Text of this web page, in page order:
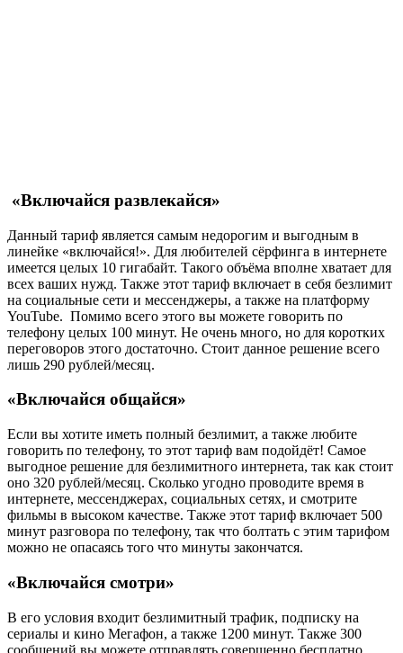
«Включайся развлекайся»
Данный тариф является самым недорогим и выгодным в
линейке «включайся!». Для любителей сёрфинга в интернете
имеется целых 10 гигабайт. Такого объёма вполне хватает для
всех ваших нужд. Также этот тариф включает в себя безлимит
на социальные сети и мессенджеры, а также на платформу
YouTube. Помимо всего этого вы можете говорить по
телефону целых 100 минут. Не очень много, но для коротких
переговоров этого достаточно. Стоит данное решение всего
лишь 290 рублей/месяц.
«Включайся общайся»
Если вы хотите иметь полный безлимит, а также любите
говорить по телефону, то этот тариф вам подойдёт! Самое
выгодное решение для безлимитного интернета, так как стоит
оно 320 рублей/месяц. Сколько угодно проводите время в
интернете, мессенджерах, социальных сетях, и смотрите
фильмы в высоком качестве. Также этот тариф включает 500
минут разговора по телефону, так что болтать с этим тарифом
можно не опасаясь того что минуты закончатся.
«Включайся смотри»
В его условия входит безлимитный трафик, подписку на
сериалы и кино Мегафон, а также 1200 минут. Также 300
сообщений вы можете отправлять совершенно бесплатно.